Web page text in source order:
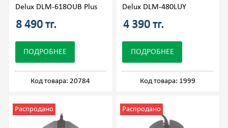
Delux DLM-618OUB Plus
8 490 тг.
ПОДРОБНЕЕ
Код товара: 20784
Delux DLM-480LUY
4 390 тг.
ПОДРОБНЕЕ
Код товара: 1999
Распродано Распродано